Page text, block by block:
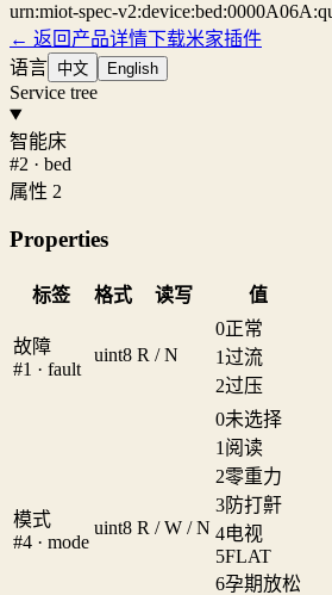
urn:miot-spec-
← 返回产品详情下载米家插件
语言 中文 English
Service tree
智能床
#2 · bed
属性 2
Properties
标签 格式 读写 值
故障
#1 · fault
uint8 R / N
0正常
1过流
2过压
模式
#4 · mode
uint8 R / W / N
0未选择
1 阅读
2零重力
3防打鼾
4电视
5FLAT
6孕期放松